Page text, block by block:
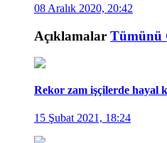
08 Aralık 2020, 20:42
Açıklamalar Tümünü
Rekor zam işçilerde hayal
15 Şubat 2021, 18:24